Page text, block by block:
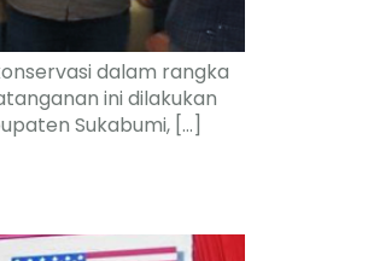
dalam rangka
ini dilakukan
Sukabumi, […]